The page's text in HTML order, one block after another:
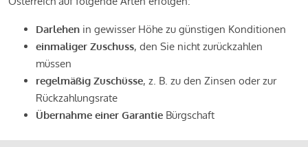
Darlehen in gewisser Höhe zu günstigen Konditionen
einmaliger Zuschuss, den Sie nicht zurückzahlen
müssen
regelmäßig Zuschüsse, z. B. zu den Zinsen oder zur
Rückzahlungsrate
Übernahme einer Garantie Bürgschaft